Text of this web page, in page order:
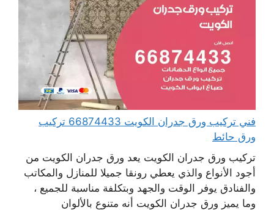
فني تركيب ورق جدران الكويت 66874433 تركيب
ورق حائط
تركيب ورق جدران الكويت يعد ورق جدران الكويت من
أجود الأنواع والذي يعطي رونقا جميلا للمنازل والمكاتب
والفنادق يوفر الوقت والجهد وبتكلفة مناسبة للجميع ،
وما يميز ورق جدران الكويت أنه متنوع بالألوان